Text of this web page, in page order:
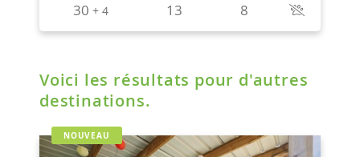
Voici les résultats pour d'autres
destinations.